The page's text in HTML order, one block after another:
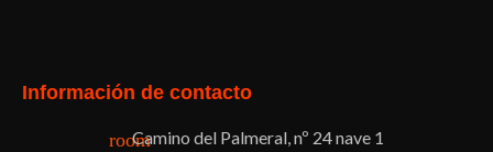
Información de contacto
roomCamino del Palmeral, nº 24 nave 1